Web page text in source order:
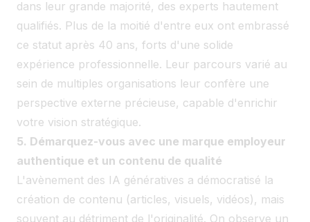
dans leur grande majorité, des experts hautement
qualifiés. Plus de la moitié d'entre eux ont embrassé
ce statut après 40 ans, forts d'une solide
expérience professionnelle. Leur parcours varié au
sein de multiples organisations leur confère une
perspective externe précieuse, capable d'enrichir
votre vision stratégique.
5. Démarquez-vous avec une marque employeur
authentique et un contenu de qualité
L'avènement des IA génératives a démocratisé la
création de contenu (articles, visuels, vidéos), mais
souvent au détriment de l'originalité. On observe un